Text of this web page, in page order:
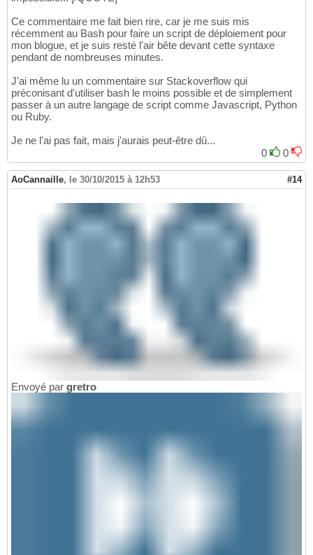
Ce commentaire me fait bien rire, car je me suis mis
récemment au Bash pour faire un script de déploiement pour
mon blogue, et je suis resté l'air bête devant cette syntaxe
pendant de nombreuses minutes.
J'ai même lu un commentaire sur Stackoverflow qui
préconisant d'utiliser bash le moins possible et de simplement
passer à un autre langage de script comme Javascript, Python
ou Ruby.
Je ne l'ai pas fait, mais j'aurais peut-être dû...
0
0
AoCannaille, le 30/10/2015 à 12h53 #14
Envoyé par gretro